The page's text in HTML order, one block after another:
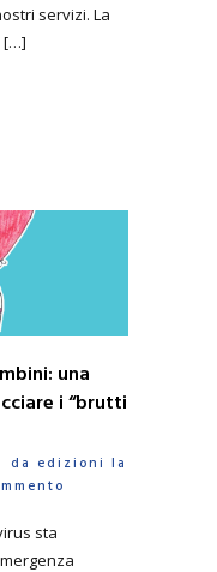
servizi. La
[…]
una
i “brutti
da edizioni la
sta